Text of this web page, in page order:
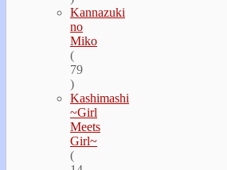
Kannazuki
no
Miko
(
79
)
Kashimashi
~Girl
Meets
Girl~
(